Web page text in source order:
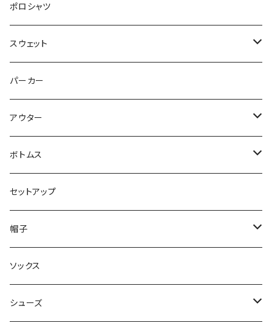
タンクトップ
ポロシャツ
スウェット
トップス
パンツ
パーカー
アウター
ジャケット
コート
ダウン
ベスト
ボトムス
ロングパンツ
ハーフパンツ
デニムパンツ
セットアップ
帽子
ニット帽 / ビーニー
キャップ
ソックス
シューズ